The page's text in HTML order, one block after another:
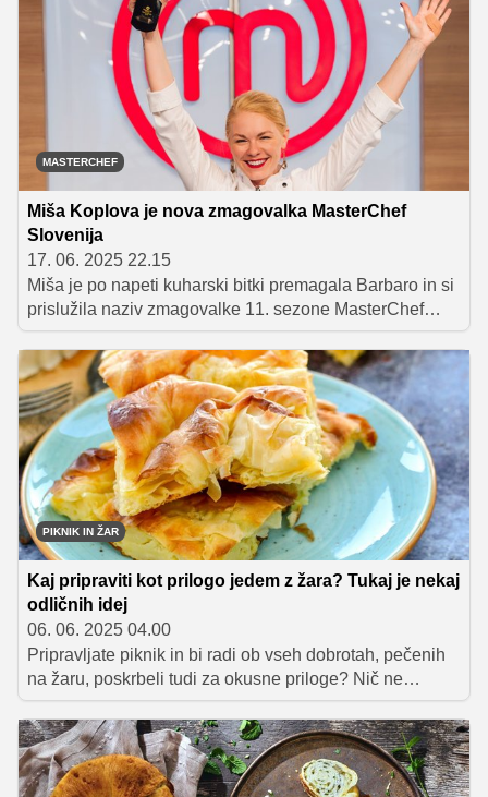
nedeljskem kosilu.
MASTERCHEF
Miša Koplova je nova zmagovalka MasterChef
Slovenija
17. 06. 2025 22.15
Miša je po napeti kuharski bitki premagala Barbaro in si
prislužila naziv zmagovalke 11. sezone MasterChef
Slovenija. Sodniško trojico je prepričala s tehnično
zahtevnimi jedmi, domiselnimi okusi in brezhibno
izvedbo. Domov je odnesla pokal, laskavi naziv in
bogato denarno nagrado.
PIKNIK IN ŽAR
Kaj pripraviti kot prilogo jedem z žara? Tukaj je nekaj
odličnih idej
06. 06. 2025 04.00
Pripravljate piknik in bi radi ob vseh dobrotah, pečenih
na žaru, poskrbeli tudi za okusne priloge? Nič ne
skrbite! Za vas smo pripravili celo paleto okusnih idej, ki
bodo vaše domače zabave na prostem spremenile v
pravo gurmansko doživetje!